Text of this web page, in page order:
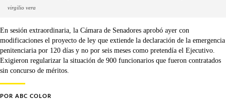
virgilio vera
En sesión extraordinaria, la Cámara de Senadores aprobó ayer con
modificaciones el proyecto de ley que extiende la declaración de la emergencia
penitenciaria por 120 días y no por seis meses como pretendía el Ejecutivo.
Exigieron regularizar la situación de 900 funcionarios que fueron contratados
sin concurso de méritos.
POR ABC COLOR